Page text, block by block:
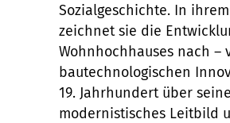
Sozialgeschichte. In
zeichnet sie die
Wohnhochhauses nach –
bautechnologischen
19. Jahrhundert über
modernistisches Leitbild